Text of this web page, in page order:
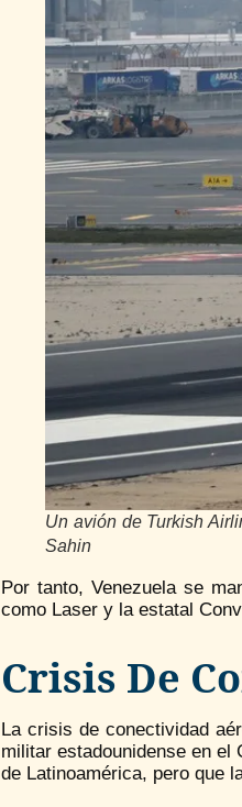
Un avión de Turkish
Sahin
Por tanto, Venezuela se
como Laser y la estatal
Crisis De
La crisis de conectividad
militar estadounidense en el
de Latinoamérica, pero que